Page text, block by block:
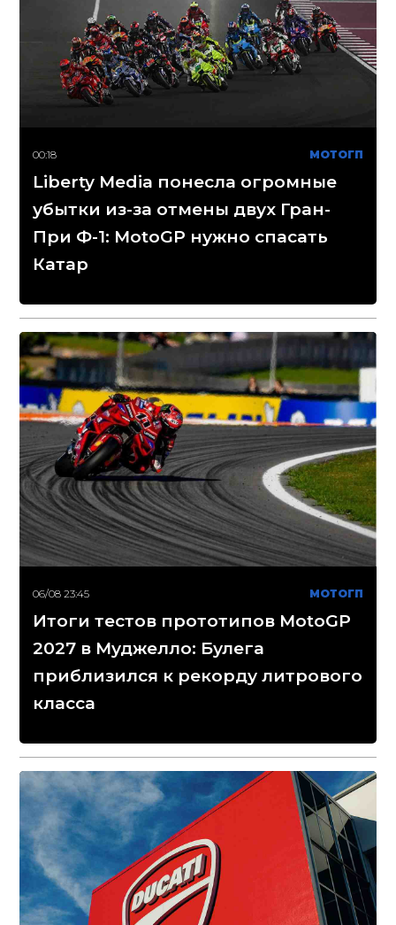
00:18 МОТОГП
Liberty Media понесла огромные
убытки из-за отмены двух Гран-
При Ф-1: MotoGP нужно спасать
Катар
06/08 23:45 МОТОГП
Итоги тестов прототипов MotoGP
2027 в Муджелло: Булега
приблизился к рекорду литрового
класса